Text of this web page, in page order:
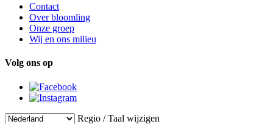
Contact
Over bloomling
Onze groep
Wij en ons milieu
Volg ons op
Regio / Taal wijzigen